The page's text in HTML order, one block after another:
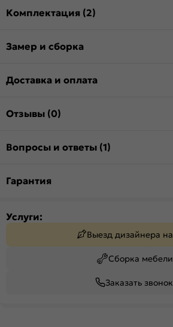
Комплектация (2)
Замер и сборка
Доставка и оплата
Отзывы (0)
Вопросы и ответы (1)
Гарантия
Услуги:
Выезд дизайнера
Сборка мебели
Заказать звонок